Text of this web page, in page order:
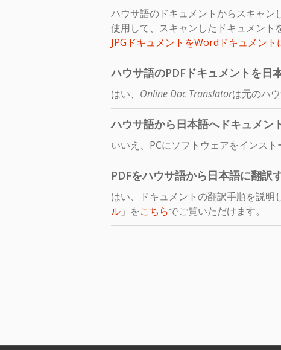
ハウサ語のドキュメントからスキャ
使用して、スキャンしたドキュメント
JPGドキュメントをWordドキュメント
ハウサ語のPDFドキュメントを日
はい、 Online Doc Translatorは元のハ
ハウサ語から日本語へドキュメン
いいえ、PCにソフトウェアをインス
PDFをハウサ語から日本語に翻訳
はい、ドキュメントの翻訳手順を説明
ル 」をこちらでご覧いただけます。